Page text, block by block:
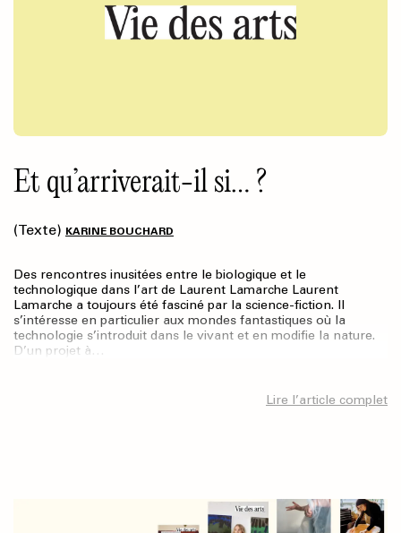
Et qu’arriverait-il si… ?
(Texte) KARINE BOUCHARD
Des rencontres inusitées entre le biologique et le
technologique dans l’art de Laurent Lamarche Laurent
Lamarche a toujours été fasciné par la science-fiction. Il
s’intéresse en particulier aux mondes fantastiques où la
technologie s’introduit dans le vivant et en modifie la nature.
D’un projet à…
Lire l’article complet